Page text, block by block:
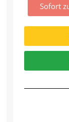
Sofort